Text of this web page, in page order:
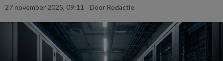
27 november 2025, 09:11 Door Redactie